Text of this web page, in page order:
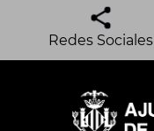
Redes Sociales